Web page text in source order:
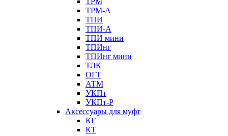
ТРМ-А
ТПИ
ТПИ-А
ТПИ мини
ТПИнг
ТПИнг мини
ТЛК
ОГТ
АТМ
УКПт
УКПт-Р
Аксессуары для муфт
КГ
КТ